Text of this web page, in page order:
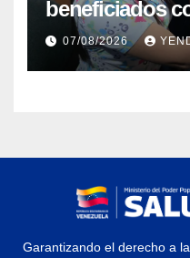
beneficiados
prótesis
Rehabilitación
07/08/2026
Garantizando el derecho a